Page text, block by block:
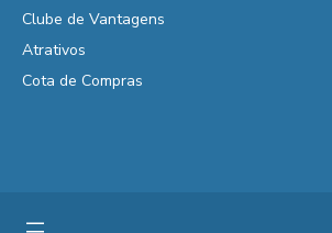
Clube de Vantagens
Atrativos
Cota de Compras